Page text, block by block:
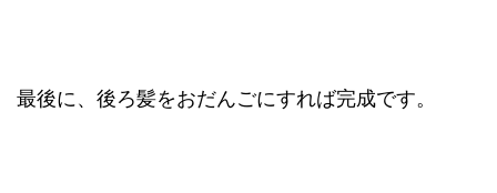
最後に、後ろ髪をおだんごにすれば完成です。